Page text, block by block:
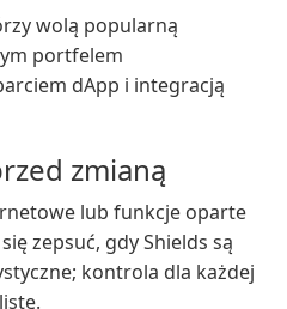
wolą popularną
portfelem
dApp i integracją
zmianą
lub funkcje oparte
zepsuć, gdy Shields są
kontrola dla każdej